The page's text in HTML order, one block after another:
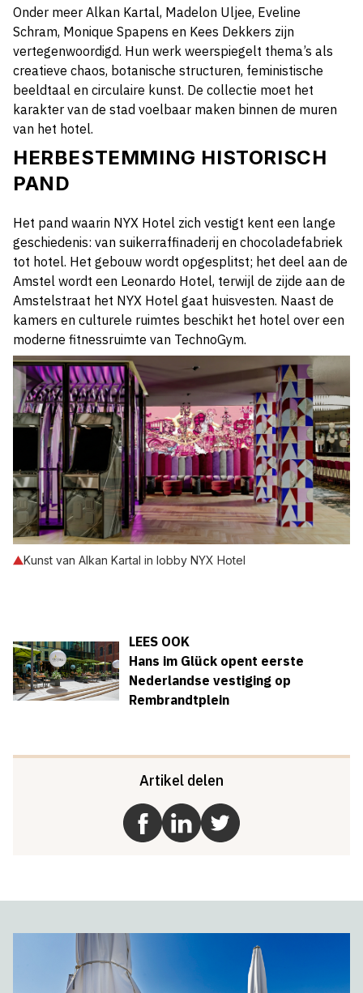
Onder meer Alkan Kartal, Madelon Uljee, Eveline
Schram, Monique Spapens en Kees Dekkers zijn
vertegenwoordigd. Hun werk weerspiegelt thema’s als
creatieve chaos, botanische structuren, feministische
beeldtaal en circulaire kunst. De collectie moet het
karakter van de stad voelbaar maken binnen de muren
van het hotel.
HERBESTEMMING HISTORISCH
PAND
Het pand waarin NYX Hotel zich vestigt kent een lange
geschiedenis: van suikerraffinaderij en chocoladefabriek
tot hotel. Het gebouw wordt opgesplitst; het deel aan de
Amstel wordt een Leonardo Hotel, terwijl de zijde aan de
Amstelstraat het NYX Hotel gaat huisvesten. Naast de
kamers en culturele ruimtes beschikt het hotel over een
moderne fitnessruimte van TechnoGym.
Kunst van Alkan Kartal in lobby NYX Hotel
LEES OOK
Hans im Glück opent eerste
Nederlandse vestiging op
Rembrandtplein
Artikel delen